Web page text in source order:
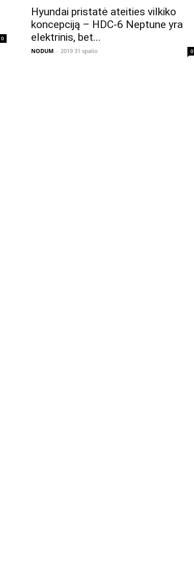
0
Hyundai pristatė ateities vilkiko
koncepciją – HDC-6 Neptune yra
elektrinis, bet...
NODUM - 2019 31 spalio 0